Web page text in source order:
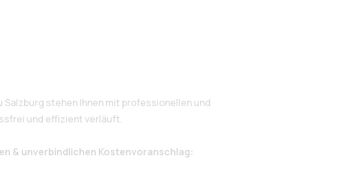
Salzburg stehen Ihnen mit professionellen und
und effizient verläuft.
& unverbindlichen Kostenvoranschlag: